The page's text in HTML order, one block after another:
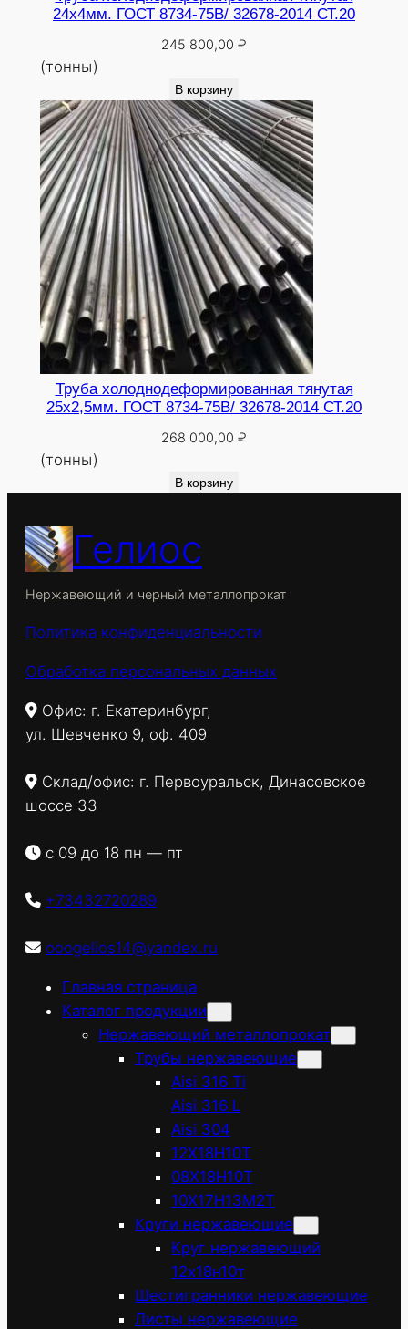
24х4мм. ГОСТ 8734-75В/ 32678-2014 СТ.20
245 800,00 ₽
(тонны)
В корзину
Труба холоднодеформированная тянутая
25х2,5мм. ГОСТ 8734-75В/ 32678-2014 СТ.20
268 000,00 ₽
(тонны)
В корзину
Гелиос
Нержавеющий и черный металлопрокат
Политика конфиденциальности
Обработка персональных данных
Офис: г. Екатеринбург,
ул. Шевченко 9, оф. 409
Склад/офис: г. Первоуральск, Динасовское
шоссе 33
с 09 до 18 пн — пт
+73432720289
ooogelios14@yandex.ru
Главная страница
Каталог продукции
Нержавеющий металлопрокат
Трубы нержавеющие
Aisi 316 Ti
Aisi 316 L
Aisi 304
12Х18Н10Т
08Х18Н10Т
10Х17Н13М2Т
Круги нержавеющие
Круг нержавеющий
12х18н10т
Шестигранники нержавеющие
Листы нержавеющие